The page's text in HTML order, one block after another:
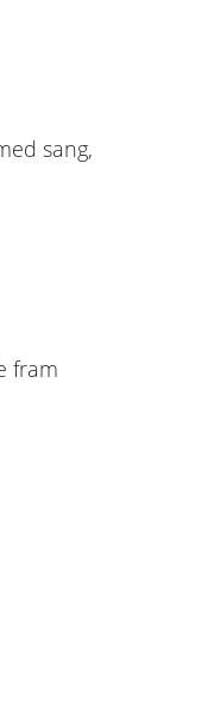
sang,
fram